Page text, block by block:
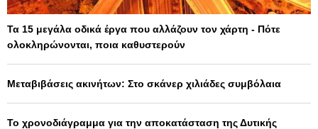
Τα 15 μεγάλα οδικά έργα που αλλάζουν τον χάρτη - Πότε
ολοκληρώνονται, ποια καθυστερούν
Μεταβιβάσεις ακινήτων: Στο σκάνερ χιλιάδες συμβόλαια
Το χρονοδιάγραμμα για την αποκατάσταση της Δυτικής